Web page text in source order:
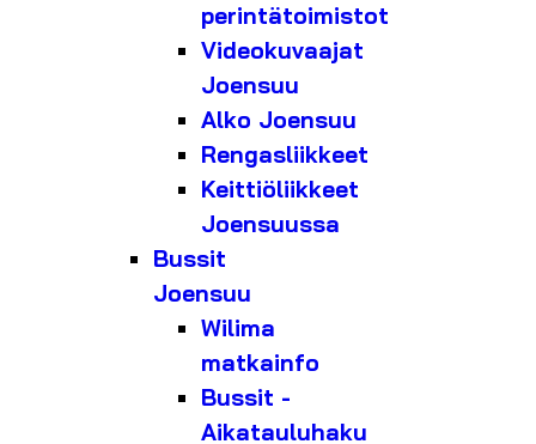
perintätoimistot
Videokuvaajat
Joensuu
Alko Joensuu
Rengasliikkeet
Keittiöliikkeet
Joensuussa
Bussit
Joensuu
Wilima
matkainfo
Bussit -
Aikatauluhaku